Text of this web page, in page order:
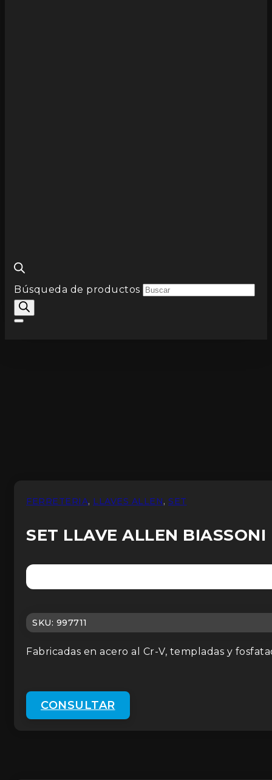
Búsqueda de productos
FERRETERIA, LLAVES ALLEN, SET
SET LLAVE ALLEN
SKU: 997711
Fabricadas en acero al Cr-V, templadas y
CONSULTAR